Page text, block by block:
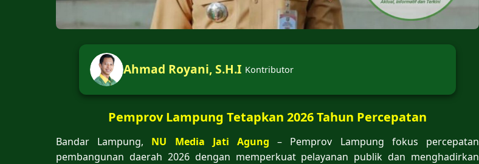
Ahmad Royani, S.H.I Kontributor
Pemprov Lampung Tetapkan 2026 Tahun Percepatan
Bandar Lampung, NU Media Jati Agung – Pemprov Lampung fokus percepatan
pembangunan daerah 2026 dengan memperkuat pelayanan publik dan menghadirkan